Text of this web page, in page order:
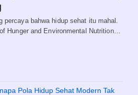
bahwa hidup sehat itu mahal.
Hunger and Environmental Nutrition…
Pola Hidup Sehat Modern Tak